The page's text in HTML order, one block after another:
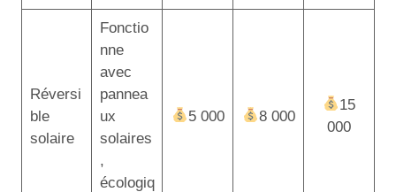
Réversi
ble
solaire
Fonctio
nne
avec
pannea
ux
solaires
,
écologiq
5 000 8 000
15
000